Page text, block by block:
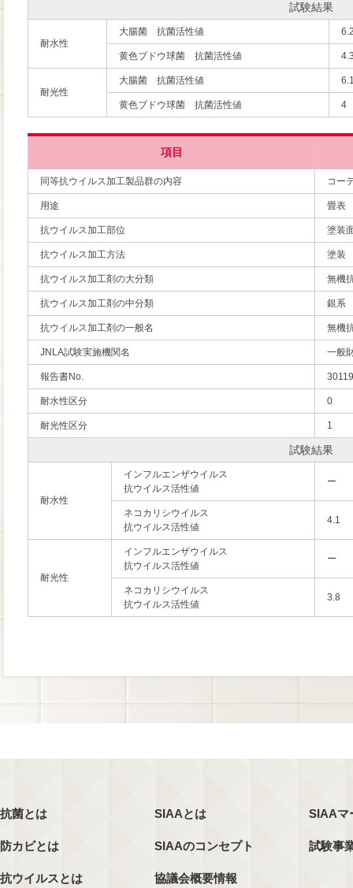
試験結果
耐水性
大腸菌 抗菌活性値
黄色ブドウ球菌 抗菌活性値
耐光性
大腸菌 抗菌活性値
黄色ブドウ球菌 抗菌活性値 4
項目
同等抗ウイルス加工製品群の内容 コー
用途 畳表
抗ウイルス加工部位 塗装
抗ウイルス加工方法 塗装
抗ウイルス加工剤の大分類 無機
抗ウイルス加工剤の中分類 銀系
抗ウイルス加工剤の一般名 無機
JNLA試験実施機関名 一般
報告書No.
耐水性区分 0
耐光性区分 1
試験結果
耐水性
インフルエンザウイルス
抗ウイルス活性値
ー
ネコカリシウイルス
抗ウイルス活性値
4.1
耐光性
インフルエンザウイルス
抗ウイルス活性値
ー
ネコカリシウイルス
抗ウイルス活性値
3.8
抗菌とは
防カビとは
抗ウイルスとは
SIAAとは
SIAAのコンセプト
協議会概要情報
SIAAマ
試験事